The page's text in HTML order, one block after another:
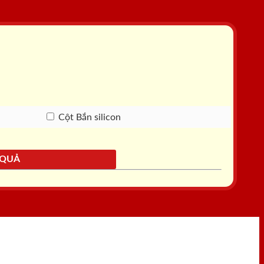
Cột Bắn silicon